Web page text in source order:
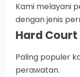
Kami melayani
dengan jenis
Hard Court
Paling populer
perawatan.